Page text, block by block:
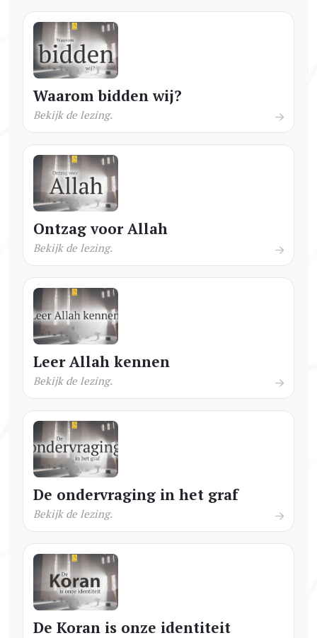
Waarom bidden wij?
Bekijk de lezing.
Ontzag voor Allah
Bekijk de lezing.
Leer Allah kennen
Bekijk de lezing.
De ondervraging in het graf
Bekijk de lezing.
De Koran is onze identiteit